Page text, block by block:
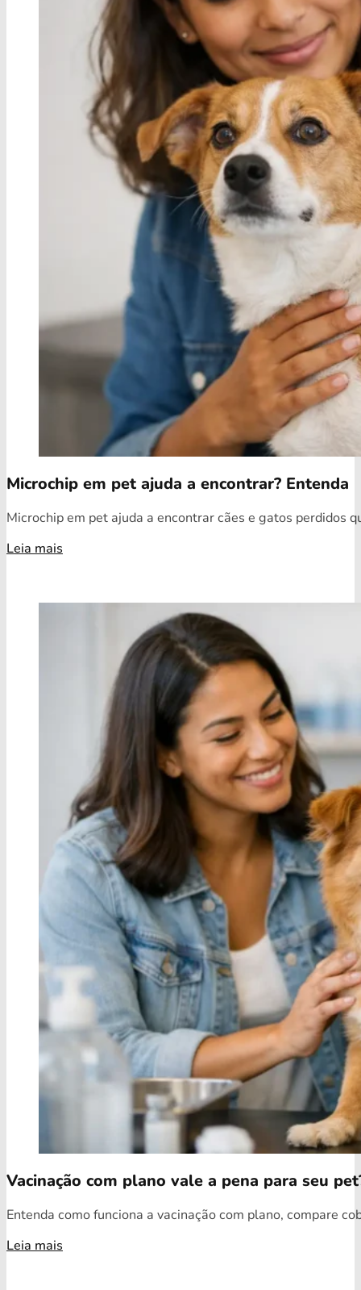
Microchip em pet ajuda a encontrar? Entenda
Microchip em pet ajuda a encontrar cães e gatos perdidos
Leia mais
Vacinação com plano vale a pena para seu
Entenda como funciona a vacinação com plano, compare
Leia mais